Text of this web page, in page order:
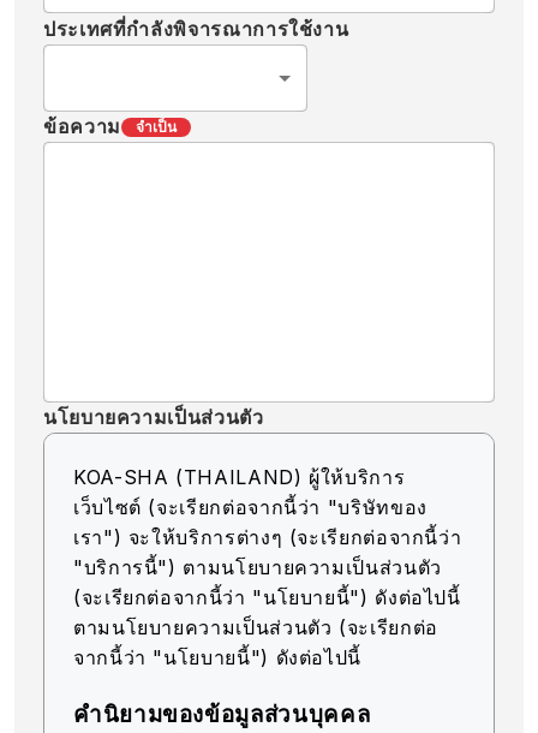
ประเทศที่กำลังพิจารณาการใช้งาน
ข้อความ จำเป็น
นโยบายความเป็นส่วนตัว
KOA-SHA (THAILAND) ผู้ให้บริการ
เว็บไซต์ (จะเรียกต่อจากนี้ว่า "บริษัทของ
เรา") จะให้บริการต่างๆ (จะเรียกต่อจากนี้ว่า
"บริการนี้") ตามนโยบายความเป็นส่วนตัว
(จะเรียกต่อจากนี้ว่า "นโยบายนี้") ดังต่อไปนี้
ตามนโยบายความเป็นส่วนตัว (จะเรียกต่อ
จากนี้ว่า "นโยบายนี้") ดังต่อไปนี้
คำนิยามของข้อมูลส่วนบุคคล